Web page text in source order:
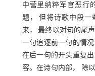
中营里纳粹军官恶行
题， 但将诗歌中段一
来， 最终以对句的尾
一句追逐前一句的情
在后一句的开头重复
容。在诗句内部， 除